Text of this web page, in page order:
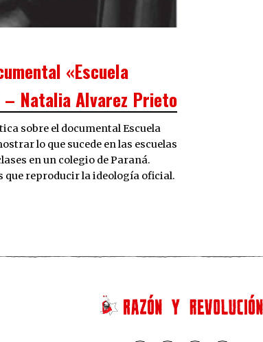
«Escuela
– Natalia Alvarez Prieto
sobre el documental Escuela
lo que sucede en las escuelas
en un colegio de Paraná.
que reproducir la ideología oficial.